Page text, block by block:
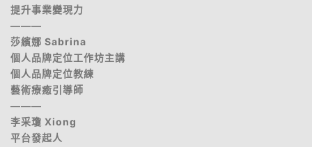
提升事業變現力
———
莎繽娜 Sabrina
個人品牌定位工作坊主講
個人品牌定位教練
藝術療癒引導師
———
李采瓊 Xiong
平台發起人